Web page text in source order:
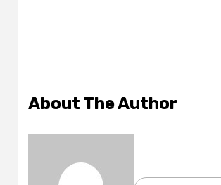
About The Author